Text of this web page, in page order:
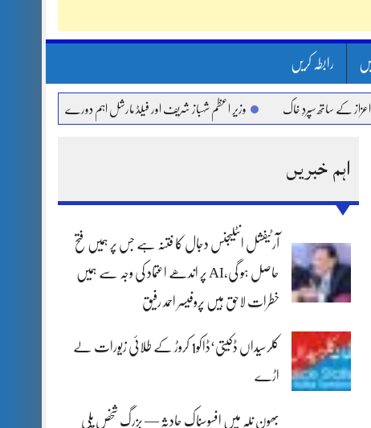
رابطہ کریں
ساتھ سپردِ خاک وزیر اعظم شہباز شریف اور فیلڈ مارشل اہم دورے پر سعودی عرب روانہ
اہم خبریں
آرٹیفشل انٹلیجنس دجال کا فتنہ ہے جس پر ہمیں فتح
حاصل ہو گی،AI پر اندھے اعتماد کی وجہ سے ہمیں
خطرات لاحق ہیں پروفیسر احمد رفیق
کلرسیداں ڈکیتی‘ڈاکو1 کروڑ کے طلائی زیورات لے
اڑے
بھون نلہ میں افسوسناک حادثہ — بزرگ شخص پلی